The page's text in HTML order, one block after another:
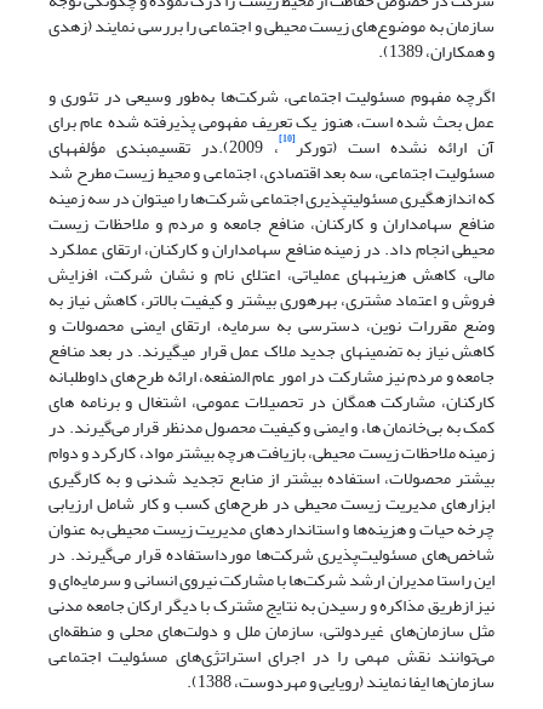
سازمان به موضوع‌های زیست محیطی و اجتماعی را بررسی نمایند (زهدی
و همکاران، 1389).
اگرچه مفهوم مسئولیت اجتماعی، شرکت‌ها به‌طور وسیعی در تئوری و
عمل بحث شده است، هنوز یک تعریف مفهومی پذیرفته شده عام برای
آن ارائه نشده است (تورکر[10] ، 2009).در تقسیم­بندی مؤلفه­های
مسئولیت اجتماعی، سه بعد اقتصادی، اجتماعی و محیط زیست مطرح شد
که اندازه­گیری مسئولیت­پذیری اجتماعی شرکت‌ها را میتوان در سه زمینه
منافع سهامداران و کارکنان، منافع جامعه و مردم و ملاحظات زیست
محیطی انجام داد. در زمینه منافع سهامداران و کارکنان، ارتقای عملکرد
مالی، کاهش هزینه­های عملیاتی، اعتلای نام و نشان شرکت، افزایش
فروش و اعتماد مشتری، بهره­وری بیشتر و کیفیت بالاتر، کاهش نیاز به
وضع مقررات نوین، دسترسی به سرمایه، ارتقای ایمنی محصولات و
کاهش نیاز به تضمین­های جدید ملاک عمل قرار می­گیرند. در بعد منافع
جامعه و مردم نیز مشارکت در امور عام المنفعه، ارائه طرح‌های داوطلبانه
کارکنان، مشارکت همگان در تحصیلات عمومی، اشتغال و برنامه های
کمک به بی‌خانمان ها، و ایمنی و کیفیت محصول مدنظر قرار می‌گیرند. در
زمینه ملاحظات زیست محیطی، بازیافت هرچه بیشتر مواد، کارکرد و دوام
بیشتر محصولات، استفاده بیشتر از منابع تجدید شدنی و به کارگیری
ابزارهای مدیریت زیست محیطی در طرح‌های کسب و کار شامل ارزیابی
چرخه حیات و هزینه‌ها و استانداردهای مدیریت زیست محیطی به عنوان
شاخص‌های مسئولیت‌پذیری شرکت‌ها مورداستفاده قرار می‌گیرند. در
این راستا مدیران ارشد شرکت‌ها با مشارکت نیروی انسانی و سرمایه‌ای و
نیز ازطریق مذاکره و رسیدن به نتایج مشترک با دیگر ارکان جامعه مدنی
مثل سازمان‌های غیردولتی، سازمان ملل و دولت‌های محلی و منطقه‌ای
می‌توانند نقش مهمی را در اجرای استراتژی‌های مسئولیت اجتماعی
سازمان‌ها ایفا نمایند (رویایی و مهردوست، 1388).